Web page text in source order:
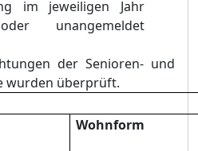
im jeweiligen Jahr
unangemeldet
der Senioren- und
wurden überprüft.
Wohnform